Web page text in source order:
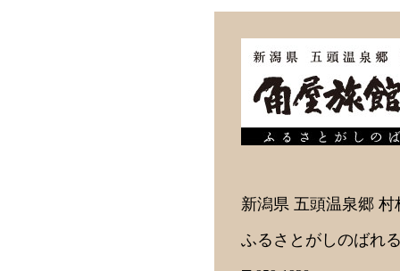
新潟県 五頭温泉郷 村
ふるさとがしのばれ